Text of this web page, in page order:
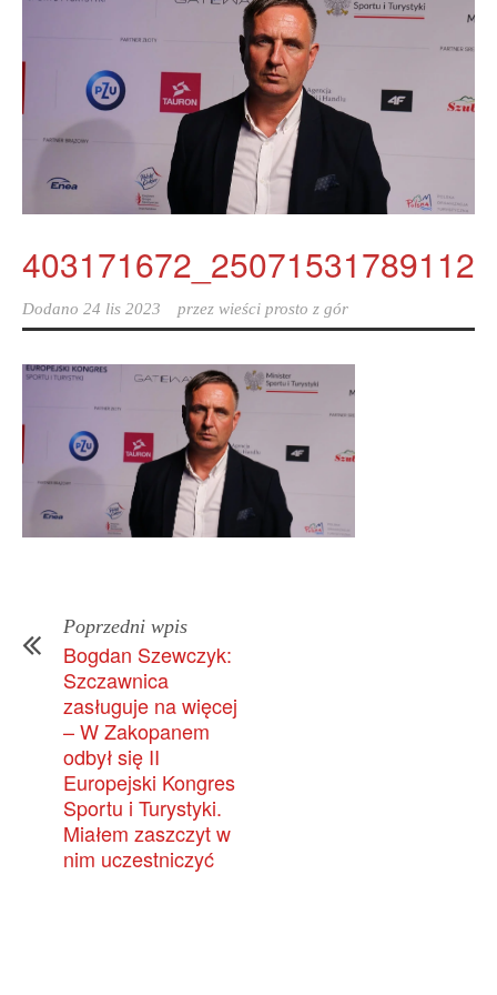
Dodano 24 lis 2023 przez wieści prosto z gór
Poprzedni wpis
Bogdan Szewczyk:
Szczawnica
zasługuje na więcej
– W Zakopanem
odbył się II
Europejski Kongres
Sportu i Turystyki.
Miałem zaszczyt w
nim uczestniczyć